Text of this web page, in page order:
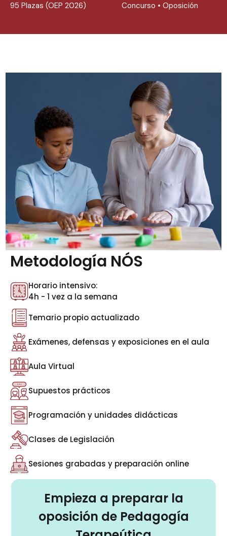
Concurso • Oposición
95 Plazas (OEP 2026)
Metodología NÓS
Horario intensivo:
4h - 1 vez a la semana
Temario propio actualizado
Exámenes, defensas y exposiciones en el aula
Aula Virtual
Supuestos prácticos
Programación y unidades didácticas
Clases de Legislación
Sesiones grabadas y preparación online
Empieza a preparar la
oposición de Pedagogía